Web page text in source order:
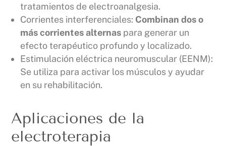
tratamientos de electroanalgesia.
Corrientes interferenciales: Combinan dos o
más corrientes alternas para generar un
efecto terapéutico profundo y localizado.
Estimulación eléctrica neuromuscular (EENM):
Se utiliza para activar los músculos y ayudar
en su rehabilitación.
Aplicaciones de la
electroterapia